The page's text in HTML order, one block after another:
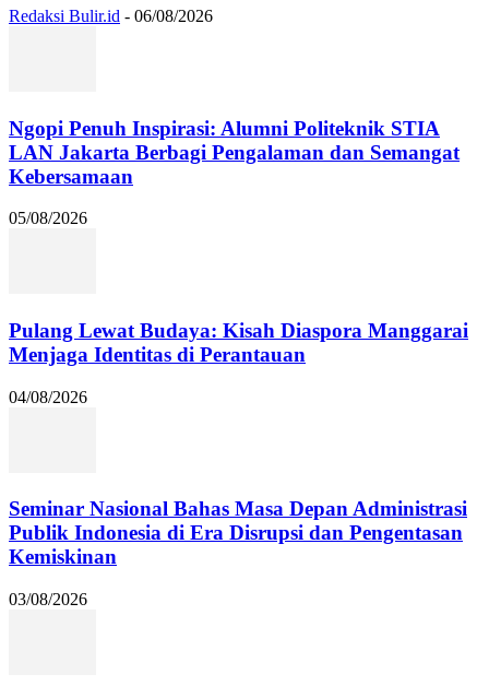
Redaksi Bulir.id - 06/08/2026
Ngopi Penuh Inspirasi: Alumni Politeknik STIA
LAN Jakarta Berbagi Pengalaman dan Semangat
Kebersamaan
05/08/2026
Pulang Lewat Budaya: Kisah Diaspora Manggarai
Menjaga Identitas di Perantauan
04/08/2026
Seminar Nasional Bahas Masa Depan Administrasi
Publik Indonesia di Era Disrupsi dan Pengentasan
Kemiskinan
03/08/2026